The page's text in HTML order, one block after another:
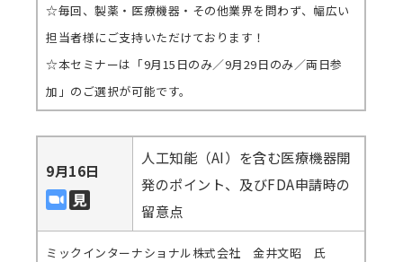
☆毎回、製薬・医療機器・その他業界を問わず、幅広い
担当者様にご支持いただけております！
☆本セミナーは「9月15日のみ／9月29日のみ／両日参
加」のご選択が可能です。
9月16日
人工知能（AI）を含む医療機器開
発のポイント、及びFDA申請時の
留意点
ミックインターナショナル株式会社 金井文昭 氏